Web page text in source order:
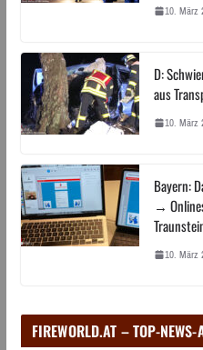
10. März
D:
aus
10. März
Bayern:
→
10. März
FIREWORLD.AT – TOP-